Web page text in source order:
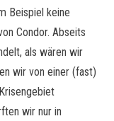
Beispiel keine
Condor. Abseits
als wären wir
wir von einer (fast)
wir nur in